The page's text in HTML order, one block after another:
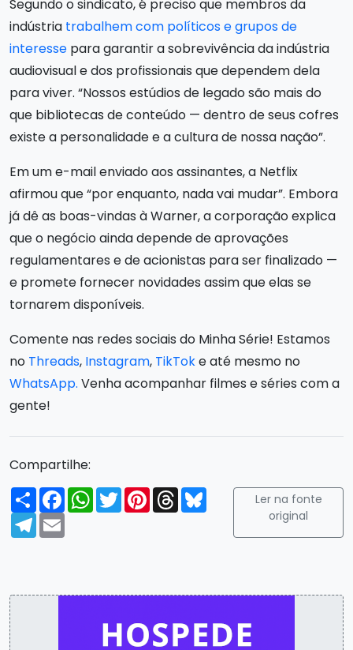
Segundo o sindicato, é preciso que membros da
indústria trabalhem com políticos e grupos de
interesse para garantir a sobrevivência da indústria
audiovisual e dos profissionais que dependem dela
para viver. “Nossos estúdios de legado são mais do
que bibliotecas de conteúdo — dentro de seus cofres
existe a personalidade e a cultura de nossa nação”.
Em um e-mail enviado aos assinantes, a Netflix
afirmou que “por enquanto, nada vai mudar”. Embora
já dê as boas-vindas à Warner, a corporação explica
que o negócio ainda depende de aprovações
regulamentares e de acionistas para ser finalizado —
e promete fornecer novidades assim que elas se
tornarem disponíveis.
Comente nas redes sociais do Minha Série! Estamos
no Threads, Instagram, TikToke até mesmo no
WhatsApp. Venha acompanhar filmes e séries com a
gente!
Compartilhe:
Compartilhar
FacebookWhatsApp
TwitterPinterest
ThreadsBluesky
Telegram
Email
Ler na fonte
original